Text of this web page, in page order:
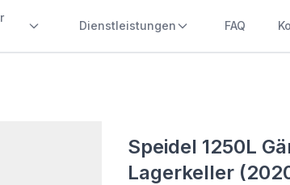
Dienstleistungen FAQ
Speidel 1250L
Lagerkeller